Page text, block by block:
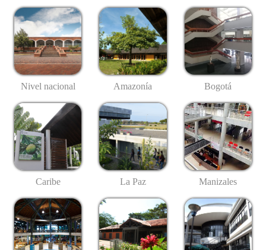
Nivel nacional Amazonía Bogotá
Caribe La Paz Manizales